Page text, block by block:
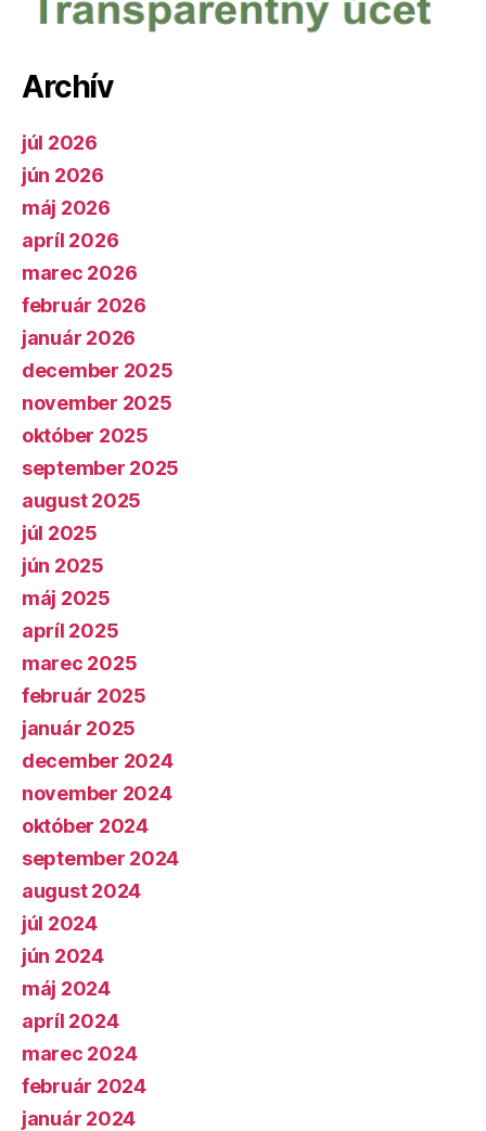
Archív
júl 2026
jún 2026
máj 2026
apríl 2026
marec 2026
február 2026
január 2026
december 2025
november 2025
október 2025
september 2025
august 2025
júl 2025
jún 2025
máj 2025
apríl 2025
marec 2025
február 2025
január 2025
december 2024
november 2024
október 2024
september 2024
august 2024
júl 2024
jún 2024
máj 2024
apríl 2024
marec 2024
február 2024
január 2024